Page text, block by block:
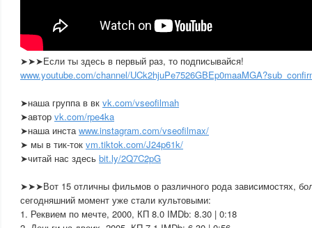
➤➤➤Если ты здесь в первый раз, то подписывайся!
www.youtube.com/channel/
➤наша группа в вк vk.com/vseofilmah
➤автор vk.com/rpe4ka
➤наша инстаwww.instagram.com/vseofilmax/
➤ мы в тик-ток vm.tiktok.com/J24p61k/
➤читай нас здесь bit.ly/2Q7C2pG
➤➤➤Вот 15 отличны фильмов о различного рода зависимостях,
сегодняшний момент уже стали культовыми:
1. Реквием по мечте, 2000, КП 8.0 IMDb: 8.30 | 0:18